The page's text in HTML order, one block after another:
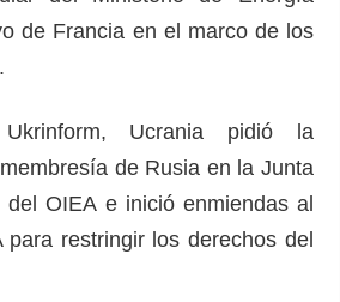
de Francia en el marco de los
Ucrania pidió la
de Rusia en la Junta
del OIEA e inició enmiendas al
para restringir los derechos del